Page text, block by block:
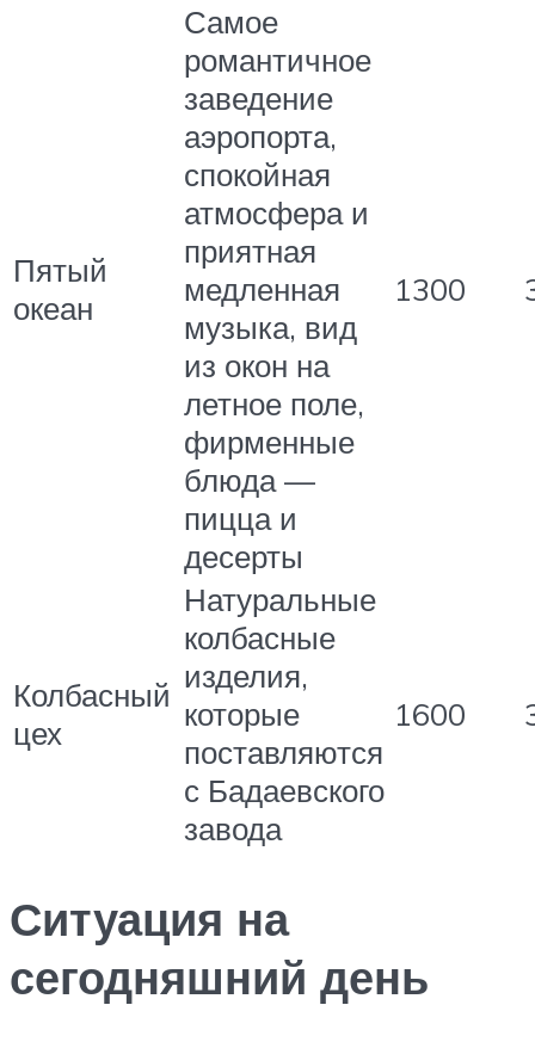
Пятый
океан
Самое
романтичное
заведение
аэропорта,
спокойная
атмосфера и
приятная
медленная
музыка, вид
из окон на
летное поле,
фирменные
блюда —
пицца и
десерты
1300
Колбасный
цех
Натуральные
колбасные
изделия,
которые
поставляются
с Бадаевского
завода
1600
Ситуация на
сегодняшний день